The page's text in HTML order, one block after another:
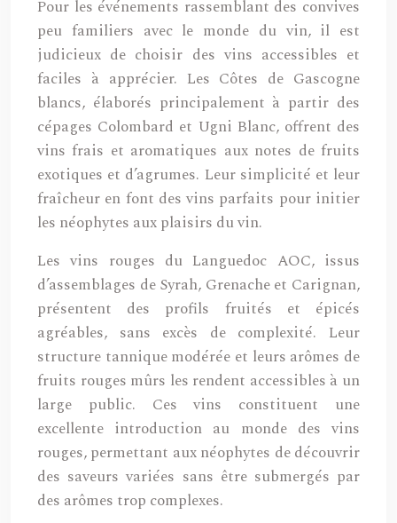
Pour les événements rassemblant des convives
peu familiers avec le monde du vin, il est
judicieux de choisir des vins accessibles et
faciles à apprécier. Les Côtes de Gascogne
blancs, élaborés principalement à partir des
cépages Colombard et Ugni Blanc, offrent des
vins frais et aromatiques aux notes de fruits
exotiques et d’agrumes. Leur simplicité et leur
fraîcheur en font des vins parfaits pour initier
les néophytes aux plaisirs du vin.
Les vins rouges du Languedoc AOC, issus
d’assemblages de Syrah, Grenache et Carignan,
présentent des profils fruités et épicés
agréables, sans excès de complexité. Leur
structure tannique modérée et leurs arômes de
fruits rouges mûrs les rendent accessibles à un
large public. Ces vins constituent une
excellente introduction au monde des vins
rouges, permettant aux néophytes de découvrir
des saveurs variées sans être submergés par
des arômes trop complexes.